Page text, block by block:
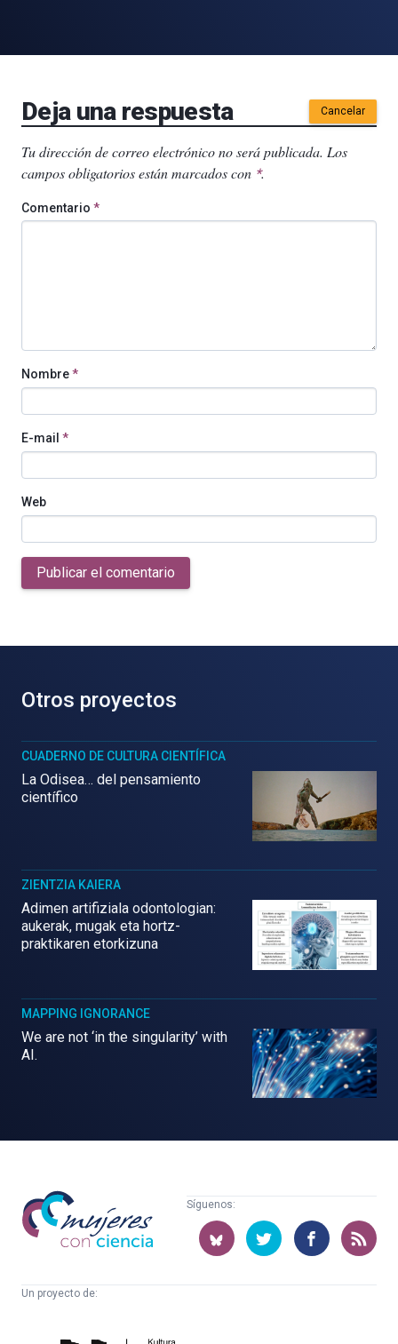
Deja una respuesta Cancelar
Tu dirección de correo electrónico no será publicada. Los
campos obligatorios están marcados con *.
Comentario *
Nombre*
E-mail *
Web
Publicar el comentario
Otros proyectos
CUADERNO DE CULTURA CIENTÍFICA
La Odisea… del pensamiento
científico
ZIENTZIA KAIERA
Adimen artifiziala odontologian:
aukerak, mugak eta hortz-
praktikaren etorkizuna
MAPPING IGNORANCE
We are not ‘in the singularity’ with
AI.
Mujeres
con
ciencia
Síguenos:
Un proyecto de: